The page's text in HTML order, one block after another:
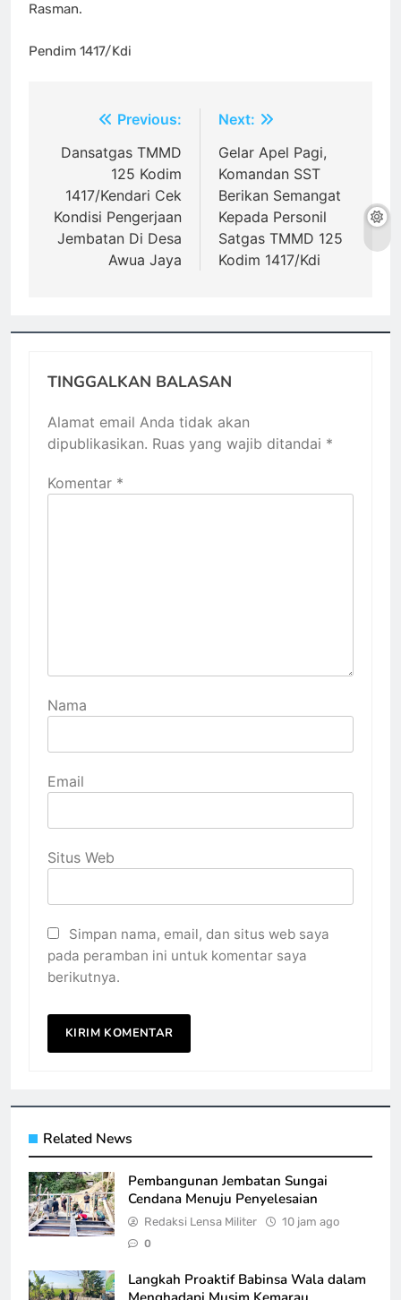
Rasman.
Pendim 1417/Kdi
Navigasi
pos
Previous:
Dansatgas TMMD
125 Kodim
1417/Kendari Cek
Kondisi Pengerjaan
Jembatan Di Desa
Awua Jaya
Next:
Gelar Apel Pagi,
Komandan SST
Berikan Semangat
Kepada Personil
Satgas TMMD 125
Kodim 1417/Kdi
TINGGALKAN BALASAN
Alamat email Anda tidak akan
dipublikasikan. Ruas yang wajib ditandai *
Komentar *
Nama
Email
Situs Web
Simpan nama, email, dan situs web saya
pada peramban ini untuk komentar saya
berikutnya.
Related News
Pembangunan Jembatan Sungai
Cendana Menuju Penyelesaian
Redaksi Lensa Militer 10 jam ago
0
Langkah Proaktif Babinsa Wala dalam